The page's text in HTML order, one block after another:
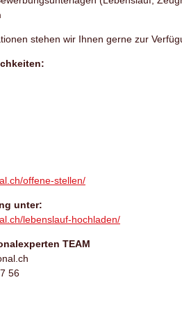
stehen wir Ihnen gerne zur
offene-stellen/
unter:
lebenslauf-hochladen/
TEAM
56